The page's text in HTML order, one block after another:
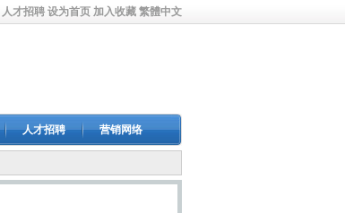
人才招聘 设为首页 加入收藏 繁體中文
人才招聘 营销网络